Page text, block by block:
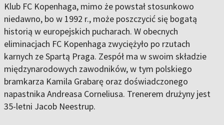
Klub FC Kopenhaga, mimo że powstał stosunkowo
niedawno, bo w 1992 r., może poszczycić się bogatą
historią w europejskich pucharach. W obecnych
eliminacjach FC Kopenhaga zwyciężyło po rzutach
karnych ze Spartą Praga. Zespół ma w swoim składzie
międzynarodowych zawodników, w tym polskiego
bramkarza Kamila Grabarę oraz doświadczonego
napastnika Andreasa Corneliusa. Trenerem drużyny jest
35-letni Jacob Neestrup.